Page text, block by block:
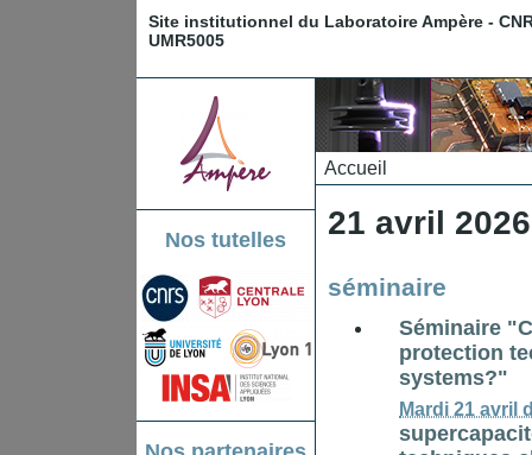
Site institutionnel du Laboratoire Ampère -
UMR5005
Nos tutelles
Accueil
21 avril
séminaire
Séminaire
protection
systems?"
Mardi 21 avril